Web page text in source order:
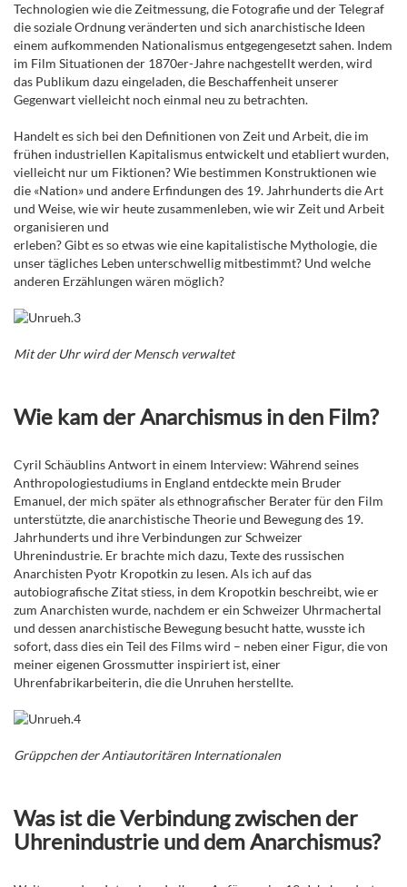
Technologien wie die Zeitmessung, die Fotografie und der Telegraf
die soziale Ordnung veränderten und sich anarchistische Ideen
einem aufkommenden Nationalismus entgegengesetzt sahen. Indem
im Film Situationen der 1870er-Jahre nachgestellt werden, wird
das Publikum dazu eingeladen, die Beschaffenheit unserer
Gegenwart vielleicht noch einmal neu zu betrachten.
Handelt es sich bei den Definitionen von Zeit und Arbeit, die im
frühen industriellen Kapitalismus entwickelt und etabliert wurden,
vielleicht nur um Fiktionen? Wie bestimmen Konstruktionen wie
die «Nation» und andere Erfindungen des 19. Jahrhunderts die Art
und Weise, wie wir heute zusammenleben, wie wir Zeit und Arbeit
organisieren und
erleben? Gibt es so etwas wie eine kapitalistische Mythologie, die
unser tägliches Leben unterschwellig mitbestimmt? Und welche
anderen Erzählungen wären möglich?
Mit der Uhr wird der Mensch verwaltet
Wie kam der Anarchismus in den Film?
Cyril Schäublins Antwort in einem Interview: Während seines
Anthropologiestudiums in England entdeckte mein Bruder
Emanuel, der mich später als ethnografischer Berater für den Film
unterstützte, die anarchistische Theorie und Bewegung des 19.
Jahrhunderts und ihre Verbindungen zur Schweizer
Uhrenindustrie. Er brachte mich dazu, Texte des russischen
Anarchisten Pyotr Kropotkin zu lesen. Als ich auf das
autobiografische Zitat stiess, in dem Kropotkin beschreibt, wie er
zum Anarchisten wurde, nachdem er ein Schweizer Uhrmachertal
und dessen anarchistische Bewegung besucht hatte, wusste ich
sofort, dass dies ein Teil des Films wird – neben einer Figur, die von
meiner eigenen Grossmutter inspiriert ist, einer
Uhrenfabrikarbeiterin, die die Unruhen herstellte.
Grüppchen der Antiautoritären Internationalen
Was ist die Verbindung zwischen der
Uhrenindustrie und dem Anarchismus?